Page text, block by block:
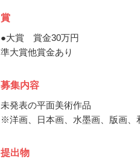
賞
●大賞 賞金30万円
準大賞他賞金あり
募集内容
未発表の平面美術作品
※洋画、日本画、水墨画、版画、
提出物